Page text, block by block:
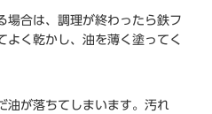
場合は、調理が終わったら鉄フ
よく乾かし、油を薄く塗ってく
油が落ちてしまいます。汚れ